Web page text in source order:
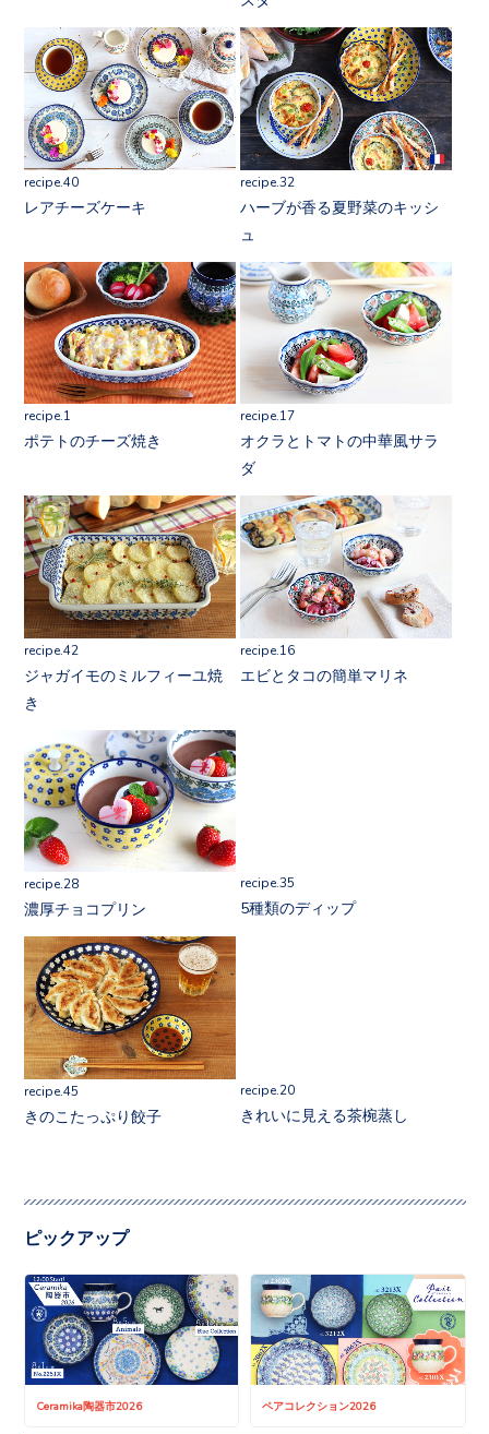
recipe.40
レアチーズケーキ
recipe.32
ハーブが香る夏野菜のキッシ
ュ
recipe.1
ポテトのチーズ焼き
recipe.17
オクラとトマトの中華風サラ
ダ
recipe.42
ジャガイモのミルフィーユ焼
き
recipe.16
エビとタコの簡単マリネ
recipe.28
濃厚チョコプリン
recipe.35
5種類のディップ
recipe.45
きのこたっぷり餃子
recipe.20
きれいに見える茶椀蒸し
ピックアップ
Ceramika陶器市2026 ペアコレクション2026